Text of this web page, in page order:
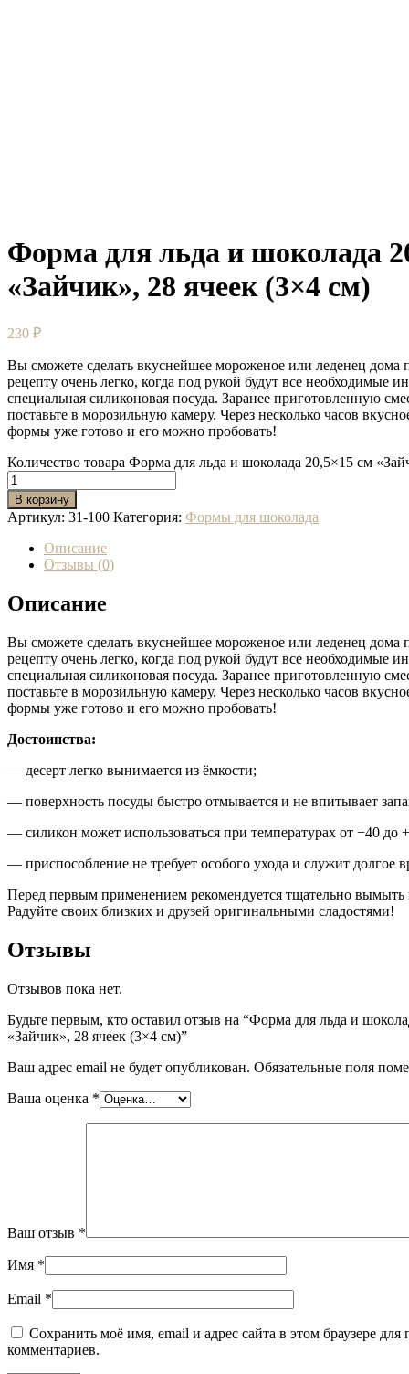
Форма для льда и шоколада
«Зайчик», 28 ячеек (3×4 см)
230 ₽
Вы сможете сделать вкуснейшее мороженое или леденец дома
рецепту очень легко, когда под рукой будут все необходимые
специальная силиконовая посуда. Заранее приготовленную
поставьте в морозильную камеру. Через несколько часов
формы уже готово и его можно пробовать!
Количество товара Форма для льда и шоколада 20,5×15 см
В корзину
Артикул: 31-100 Категория: Формы для шоколада
Описание
Отзывы (0)
Описание
Вы сможете сделать вкуснейшее мороженое или леденец дома
рецепту очень легко, когда под рукой будут все необходимые
специальная силиконовая посуда. Заранее приготовленную
поставьте в морозильную камеру. Через несколько часов
формы уже готово и его можно пробовать!
Достоинства:
— десерт легко вынимается из ёмкости;
— поверхность посуды быстро отмывается и не впитывает
— силикон может использоваться при температурах от −40 до
— приспособление не требует особого ухода и служит долгое
Перед первым применением рекомендуется тщательно вымыть
Радуйте своих близких и друзей оригинальными сладостями!
Отзывы
Отзывов пока нет.
Будьте первым, кто оставил отзыв на “Форма для льда и
«Зайчик», 28 ячеек (3×4 см)”
Ваш адрес email не будет опубликован. Обязательные поля
Ваша оценка *
Ваш отзыв *
Имя *
Email *
Сохранить моё имя, email и адрес сайта в этом браузере
комментариев.